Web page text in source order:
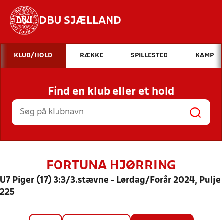
DBU SJÆLLAND
Hvad vil du søge efter?
INDHOLD OG NYHEDER
STILLINGER, RESULTATER, KLUBBER OG
HOLD
KLUB/HOLD RÆKKE SPILLESTED KAMP
Find en klub eller et hold
FORTUNA HJØRRING
U7 Piger (17) 3:3/3.stævne - Lørdag/Forår 2024, Pulje
225